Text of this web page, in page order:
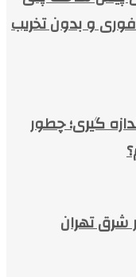
و بدون تخریب
گیری؛ چطور
تهران